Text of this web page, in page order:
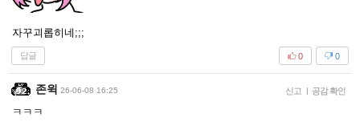
자꾸괴롭히네;;;
답글 0
0
존윅 26-06-08 16:25 신고 공감 확인
ㅋㅋㅋ